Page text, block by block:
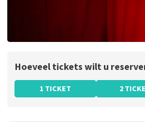
Hoeveel tickets wilt u
1 TICKET 2